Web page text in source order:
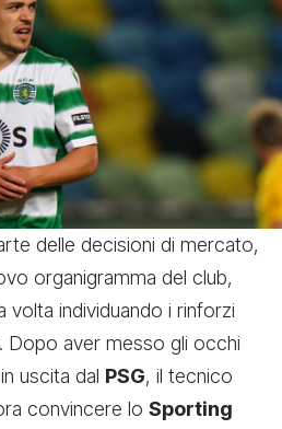
delle decisioni di mercato,
organigramma del club,
volta individuando i rinforzi
. Dopo aver messo gli occhi
uscita dal PSG, il tecnico
convincere lo Sporting